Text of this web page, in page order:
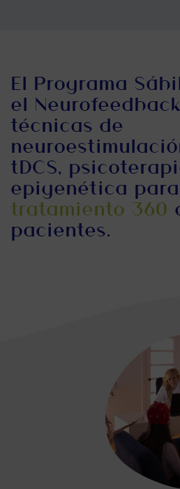
El Programa
el
técnicas de
tDCS,
epigenética
tratamiento 360
pacientes.